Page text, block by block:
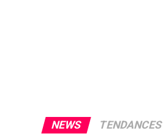
NEWS TENDANCES